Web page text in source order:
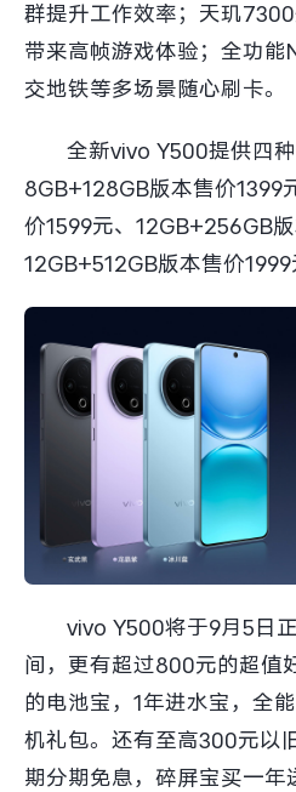
群提升工作效率；天玑
带来高帧游戏体验；全功能
交地铁等多场景随心刷卡。
全新vivo Y500提供四
8GB+128GB版本售价1399
价1599元、12GB+256GB版
12GB+512GB版本售价1999
vivo Y500将于9月5日
间，更有超过800元的超值
的电池宝，1年进水宝，全
机礼包。还有至高300元以
期分期免息，碎屏宝买一年